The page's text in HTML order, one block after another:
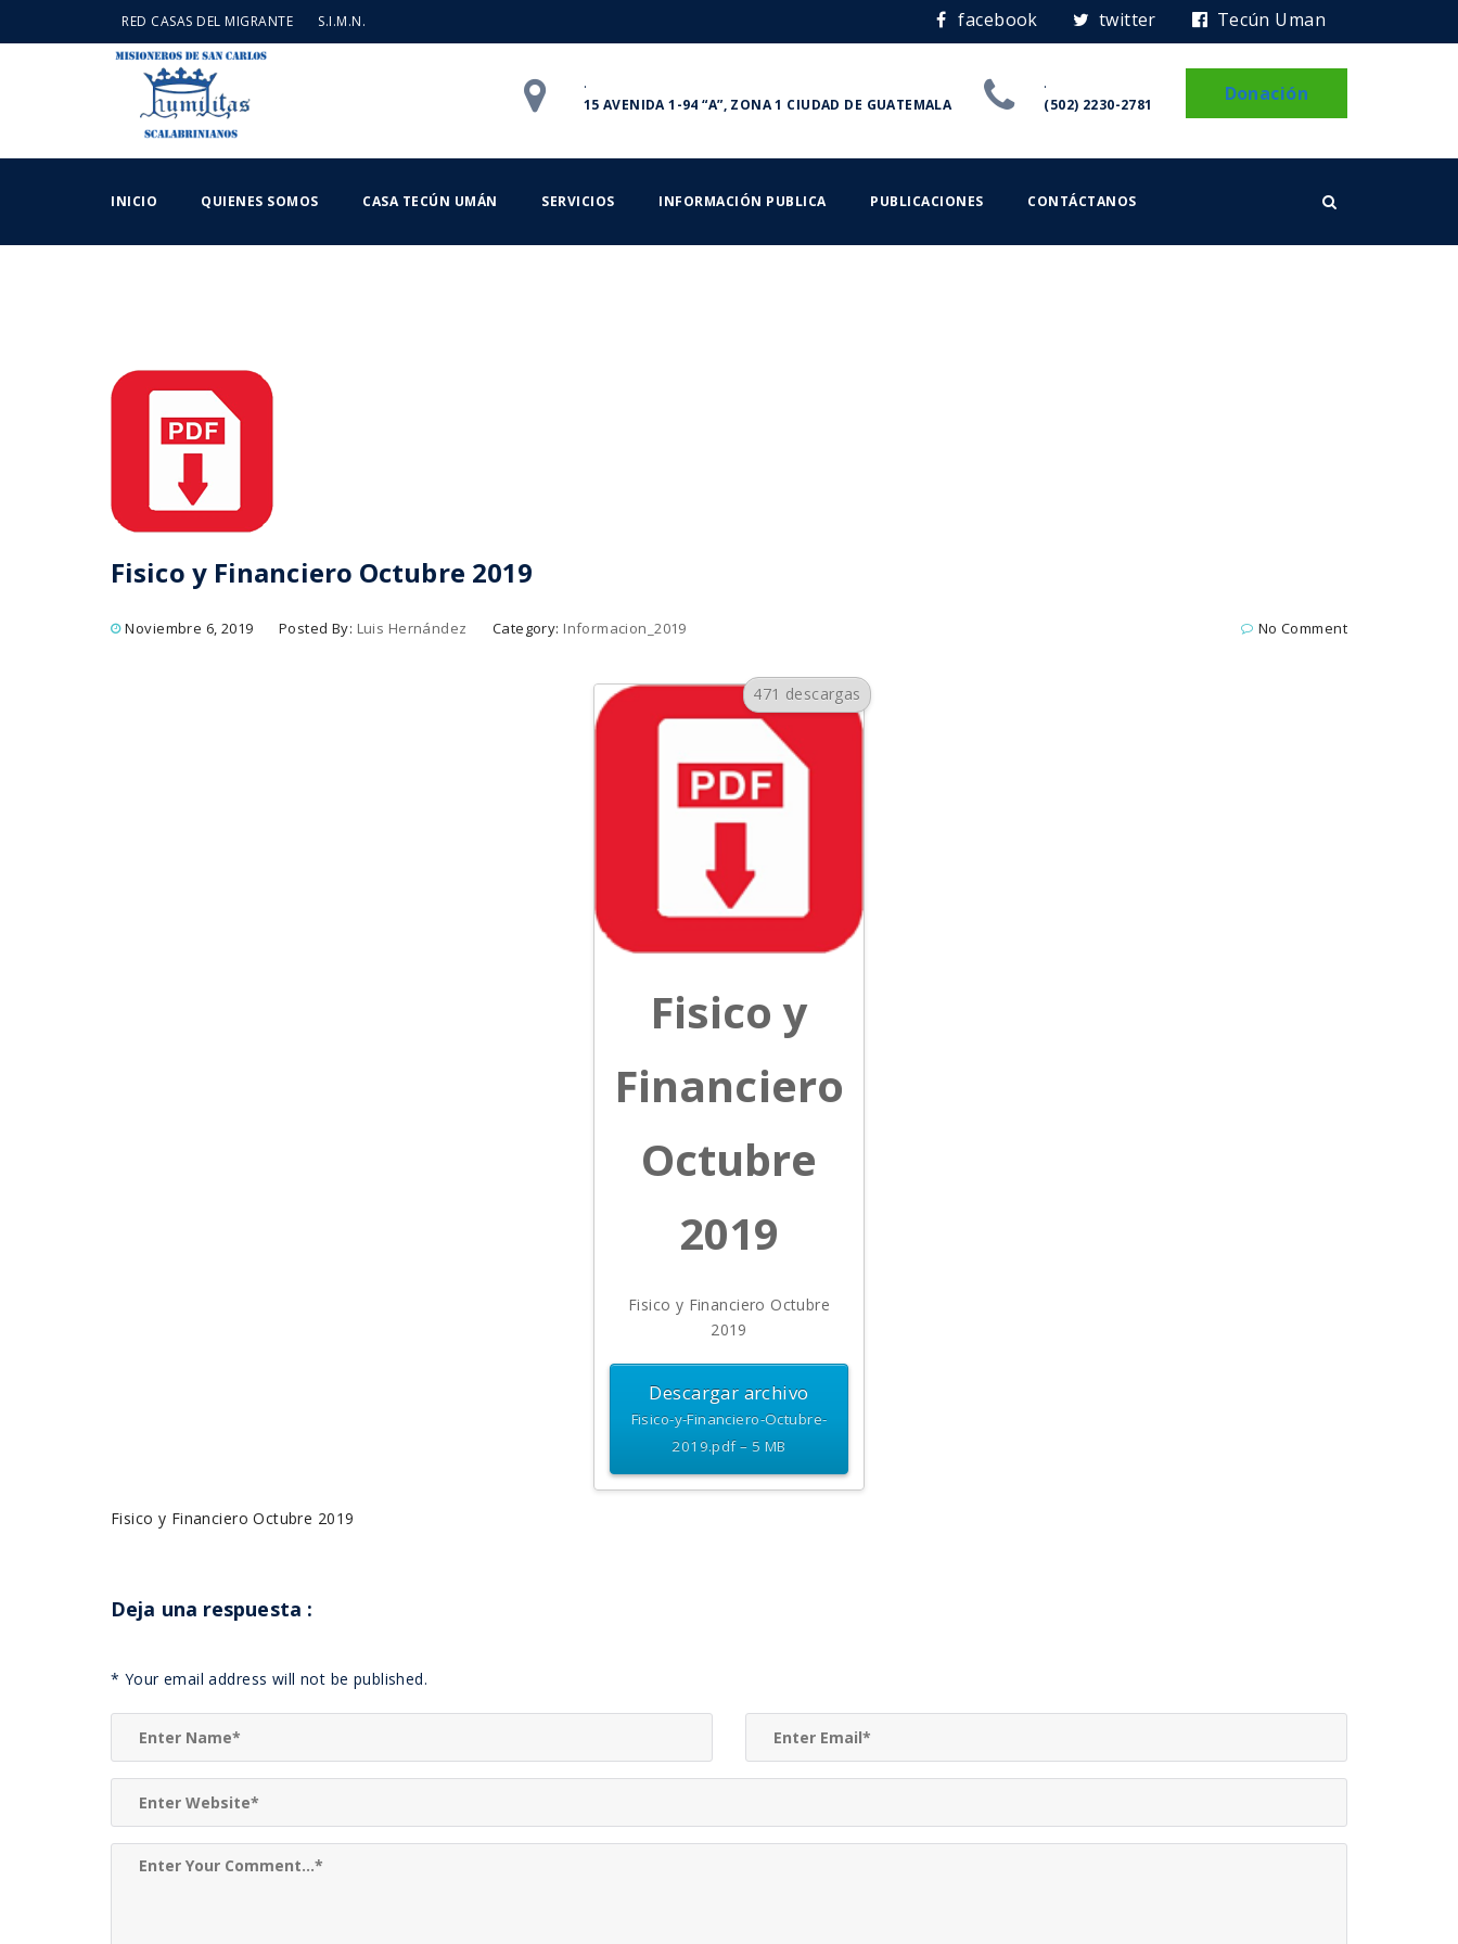
RED CASAS DEL MIGRANTE S.I.M.N. facebook twitter Tecún Uman
.
15 AVENIDA 1-94 “A”, ZONA 1 CIUDAD DE GUATEMALA
.
(502) 2230-2781 Donación
INICIO QUIENES SOMOS CASA TECÚN UMÁN SERVICIOS INFORMACIÓN PUBLICA PUBLICACIONES CONTÁCTANOS
Fisico y Financiero Octubre 2019
Noviembre 6, 2019 Posted By: Luis Hernández Category: Informacion_2019 No Comment
471 descargas
Fisico y
Financiero
Octubre
2019
Fisico y Financiero Octubre
2019
Descargar archivo
Fisico-y-Financiero-Octubre-
2019.pdf – 5 MB
Fisico y Financiero Octubre 2019
Deja una respuesta :
* Your email address will not be published.